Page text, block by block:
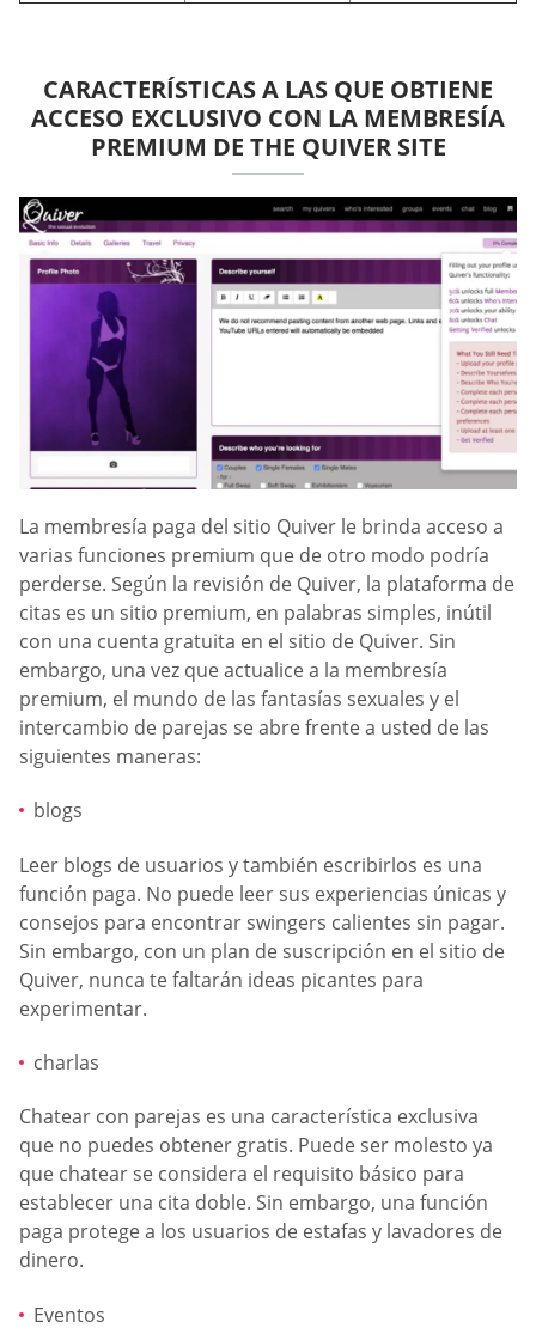
CARACTERÍSTICAS A LAS QUE OBTIENE
ACCESO EXCLUSIVO CON LA MEMBRESÍA
PREMIUM DE THE QUIVER SITE
La membresía paga del sitio Quiver le brinda acceso a
varias funciones premium que de otro modo podría
perderse. Según la revisión de Quiver, la plataforma de
citas es un sitio premium, en palabras simples, inútil
con una cuenta gratuita en el sitio de Quiver. Sin
embargo, una vez que actualice a la membresía
premium, el mundo de las fantasías sexuales y el
intercambio de parejas se abre frente a usted de las
siguientes maneras:
blogs
Leer blogs de usuarios y también escribirlos es una
función paga. No puede leer sus experiencias únicas y
consejos para encontrar swingers calientes sin pagar.
Sin embargo, con un plan de suscripción en el sitio de
Quiver, nunca te faltarán ideas picantes para
experimentar.
charlas
Chatear con parejas es una característica exclusiva
que no puedes obtener gratis. Puede ser molesto ya
que chatear se considera el requisito básico para
establecer una cita doble. Sin embargo, una función
paga protege a los usuarios de estafas y lavadores de
dinero.
Eventos